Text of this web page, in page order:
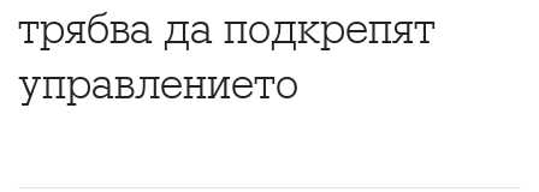
трябва да подкрепят
управлението